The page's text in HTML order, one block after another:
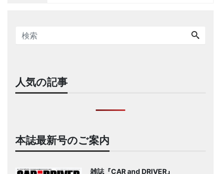
人気の記事
本誌最新号のご案内
雑誌『CAR and DRIVER』